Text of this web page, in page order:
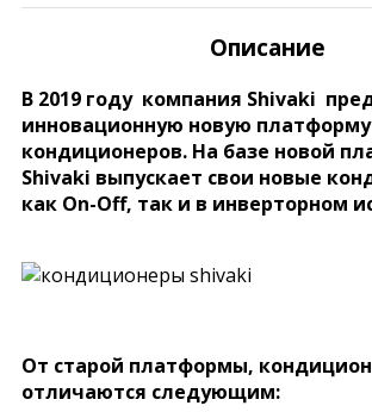
Описание
В 2019 году компания Shivaki
инновационную новую
кондиционеров. На базе новой
Shivaki выпускает свои новые
как On-Off, так и в инверторном
От старой платформы,
отличаются следующим: